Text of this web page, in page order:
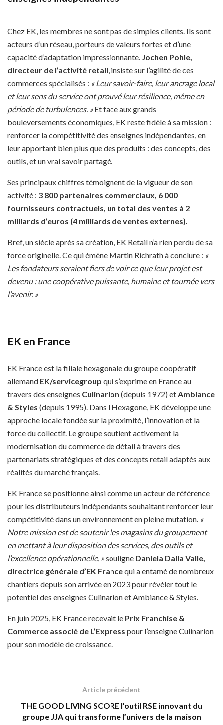
Chez EK, les membres ne sont pas de simples clients. Ils sont
acteurs d’un réseau, porteurs de valeurs fortes et d’une
capacité d’adaptation impressionnante. Jochen Pohle,
directeur de l’activité retail , insiste sur l’agilité de ces
commerces spécialisés : « Leur savoir-faire, leur ancrage local
et leur sens du service ont prouvé leur résilience, même en
période de turbulences. »Et face aux grands
bouleversements économiques, EK reste fidèle à sa mission :
renforcer la compétitivité des enseignes indépendantes, en
leur apportant bien plus que des produits : des concepts, des
outils, et un vrai savoir partagé.
Ses principaux chiffres témoignent de la vigueur de son
activité : 3 800 partenaires commerciaux, 6 000
fournisseurs contractuels, un total des ventes à 2
milliards d’euros (4 milliards de ventes externes).
Bref, un siècle après sa création, EK Retail n’a rien perdu de sa
force originelle. Ce qui émène Martin Richrath à conclure : «
Les fondateurs seraient fiers de voir ce que leur projet est
devenu : une coopérative puissante, humaine et tournée vers
l’avenir. »
EK en France
EK France est la filiale hexagonale du groupe coopératif
allemand EK/servicegroup qui s’exprime en France au
travers des enseignes Culinarion (depuis 1972) etAmbiance
& Styles (depuis 1995). Dans l’Hexagone, EK développe une
approche locale fondée sur la proximité, l’innovation et la
force du collectif. Le groupe soutient activement la
modernisation du commerce de détail à travers des
partenariats stratégiques et des concepts retail adaptés aux
réalités du marché français.
EK France se positionne ainsi comme un acteur de référence
pour les distributeurs indépendants souhaitant renforcer leur
compétitivité dans un environnement en pleine mutation. «
Notre mission est de soutenir les magasins du groupement
en mettant à leur disposition des services, des outils et
l’excellence opérationnelle. »souligne Daniela Dalla Valle,
directrice générale d’EK Francequi a entamé de nombreux
chantiers depuis son arrivée en 2023 pour révéler tout le
potentiel des enseignes Culinarion et Ambiance & Styles.
En juin 2025, EK France recevait le Prix Franchise &
Commerce associé de L’Express pour l’enseigne Culinarion
pour son modèle de croissance.
Article précédent
THE GOOD LIVING SCORE l’outil RSE innovant du
groupe JJA qui transforme l’univers de la maison